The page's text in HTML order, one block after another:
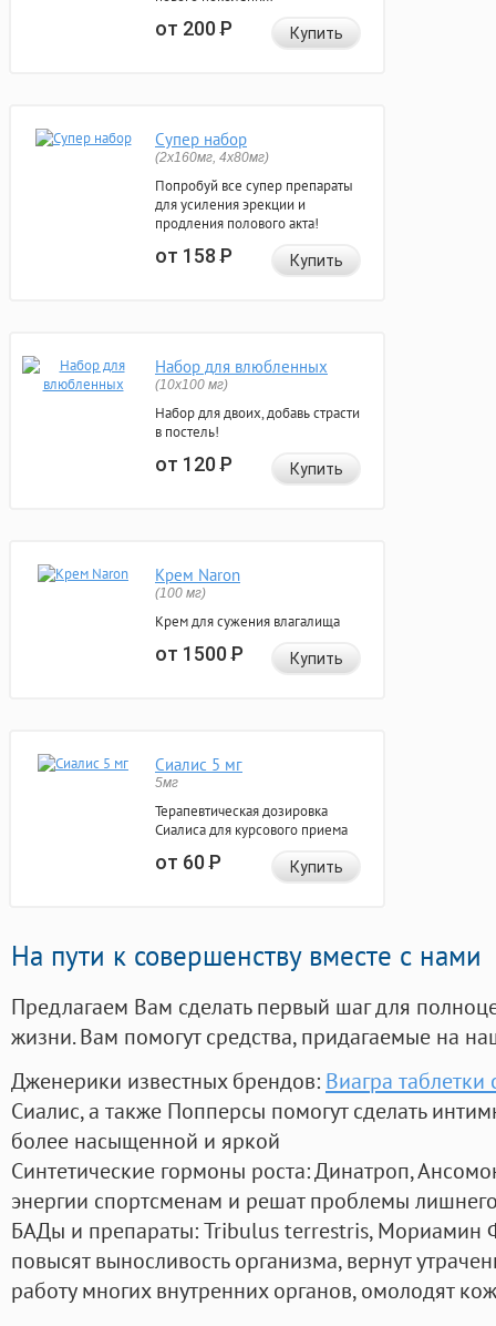
от 200Р Купить
Супер набор
(2х160мг, 4х80мг)
Попробуй все супер препараты
для усиления эрекции и
продления полового акта!
от 158Р Купить
Набор для влюбленных
(10х100 мг)
Набор для двоих, добавь страсти
в постель!
от 120Р Купить
Крем Naron
(100 мг)
Крем для сужения влагалища
от 1500Р Купить
Сиалис 5 мг
5мг
Терапевтическая дозировка
Сиалиса для курсового приема
от 60Р Купить
На пути к совершенству вместе с нами
Предлагаем Вам сделать первый шаг для
жизни. Вам помогут средства, придагаемые на
Дженерики известных брендов: Виагра
Сиалис, а также Попперсы помогут сделать
более насыщенной и яркой
Синтетические гормоны роста: Динатроп,
энергии спортсменам и решат проблемы
БАДы и препараты:Tribulus terrestris, Мориамин
повысят выносливость организма, вернут
работу многих внутренних органов, омолодят